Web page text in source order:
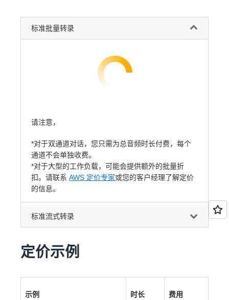
标准批量转录
请注意，
*对于双通道对话，您只需为总音频时长付费，每个
通道不会单独收费。
*对于大型的工作负载，可能会提供额外的批量折
扣。请联系 AWS 定价专家或您的客户经理了解定价
的信息。
标准流式转录
定价示例
示例 时长 费用